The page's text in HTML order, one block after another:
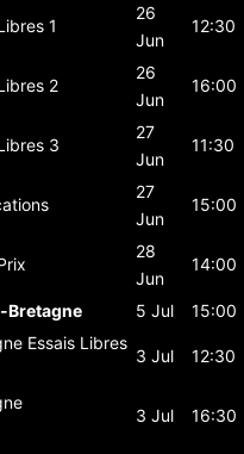
1
26
Jun
12:30
2
26
Jun
16:00
3
27
Jun
11:30
27
Jun
15:00
28
Jun
14:00
Bretagne 5 Jul
15:00
Essais Libres
3 Jul 12:30
3 Jul 16:30